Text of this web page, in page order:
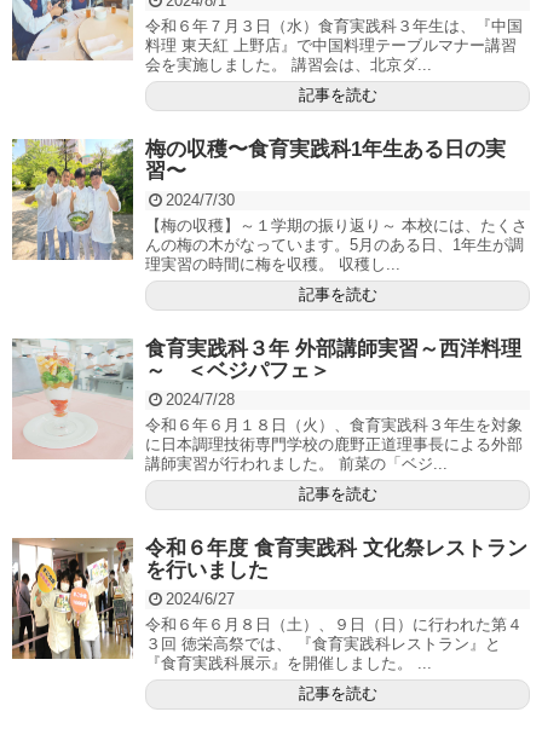
令和６年７月３日（水）食育実践科３年生は、『中国
料理 東天紅 上野店』で中国料理テーブルマナー講習
会を実施しました。 講習会は、北京ダ...
記事を読む
梅の収穫〜食育実践科1年生ある日の実
習〜
2024/7/30
【梅の収穫】～１学期の振り返り～ 本校には、たくさ
んの梅の木がなっています。5月のある日、1年生が調
理実習の時間に梅を収穫。 収穫し...
記事を読む
食育実践科３年 外部講師実習～西洋料理
～ ＜ベジパフェ＞
2024/7/28
令和６年６月１８日（火）、食育実践科３年生を対象
に日本調理技術専門学校の鹿野正道理事長による外部
講師実習が行われました。 前菜の「ベジ...
記事を読む
令和６年度 食育実践科 文化祭レストラン
を行いました
2024/6/27
令和６年６月８日（土）、９日（日）に行われた第４
３回 徳栄高祭では、 『食育実践科レストラン』と
『食育実践科展示』を開催しました。 ...
記事を読む